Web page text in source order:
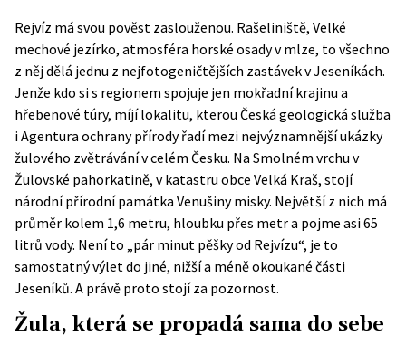
Rejvíz má svou pověst zaslouženou. Rašeliniště, Velké
mechové jezírko, atmosféra horské osady v mlze, to všechno
z něj dělá jednu z nejfotogeničtějších zastávek v Jeseníkách.
Jenže kdo si s regionem spojuje jen mokřadní krajinu a
hřebenové túry, míjí lokalitu, kterou Česká geologická služba
i Agentura ochrany přírody řadí mezi nejvýznamnější ukázky
žulového zvětrávání v celém Česku. Na Smolném vrchu v
Žulovské pahorkatině, v katastru obce Velká Kraš, stojí
národní přírodní památka Venušiny misky. Největší z nich má
průměr kolem 1,6 metru, hloubku přes metr a pojme asi 65
litrů vody. Není to „pár minut pěšky od Rejvízu“, je to
samostatný výlet do jiné, nižší a méně okoukané části
Jeseníků. A právě proto stojí za pozornost.
Žula, která se propadá sama do sebe